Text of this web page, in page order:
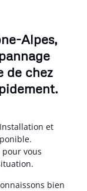
Alpes,
de chez
et
vous
bien